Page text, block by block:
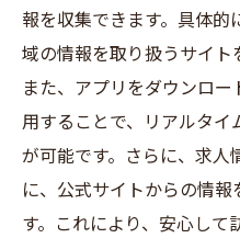
報を収集できます。具体的
域の情報を取り扱うサイト
また、アプリをダウンロ
用することで、リアルタイ
が可能です。さらに、求人
に、公式サイトからの情
す。これにより、安心して